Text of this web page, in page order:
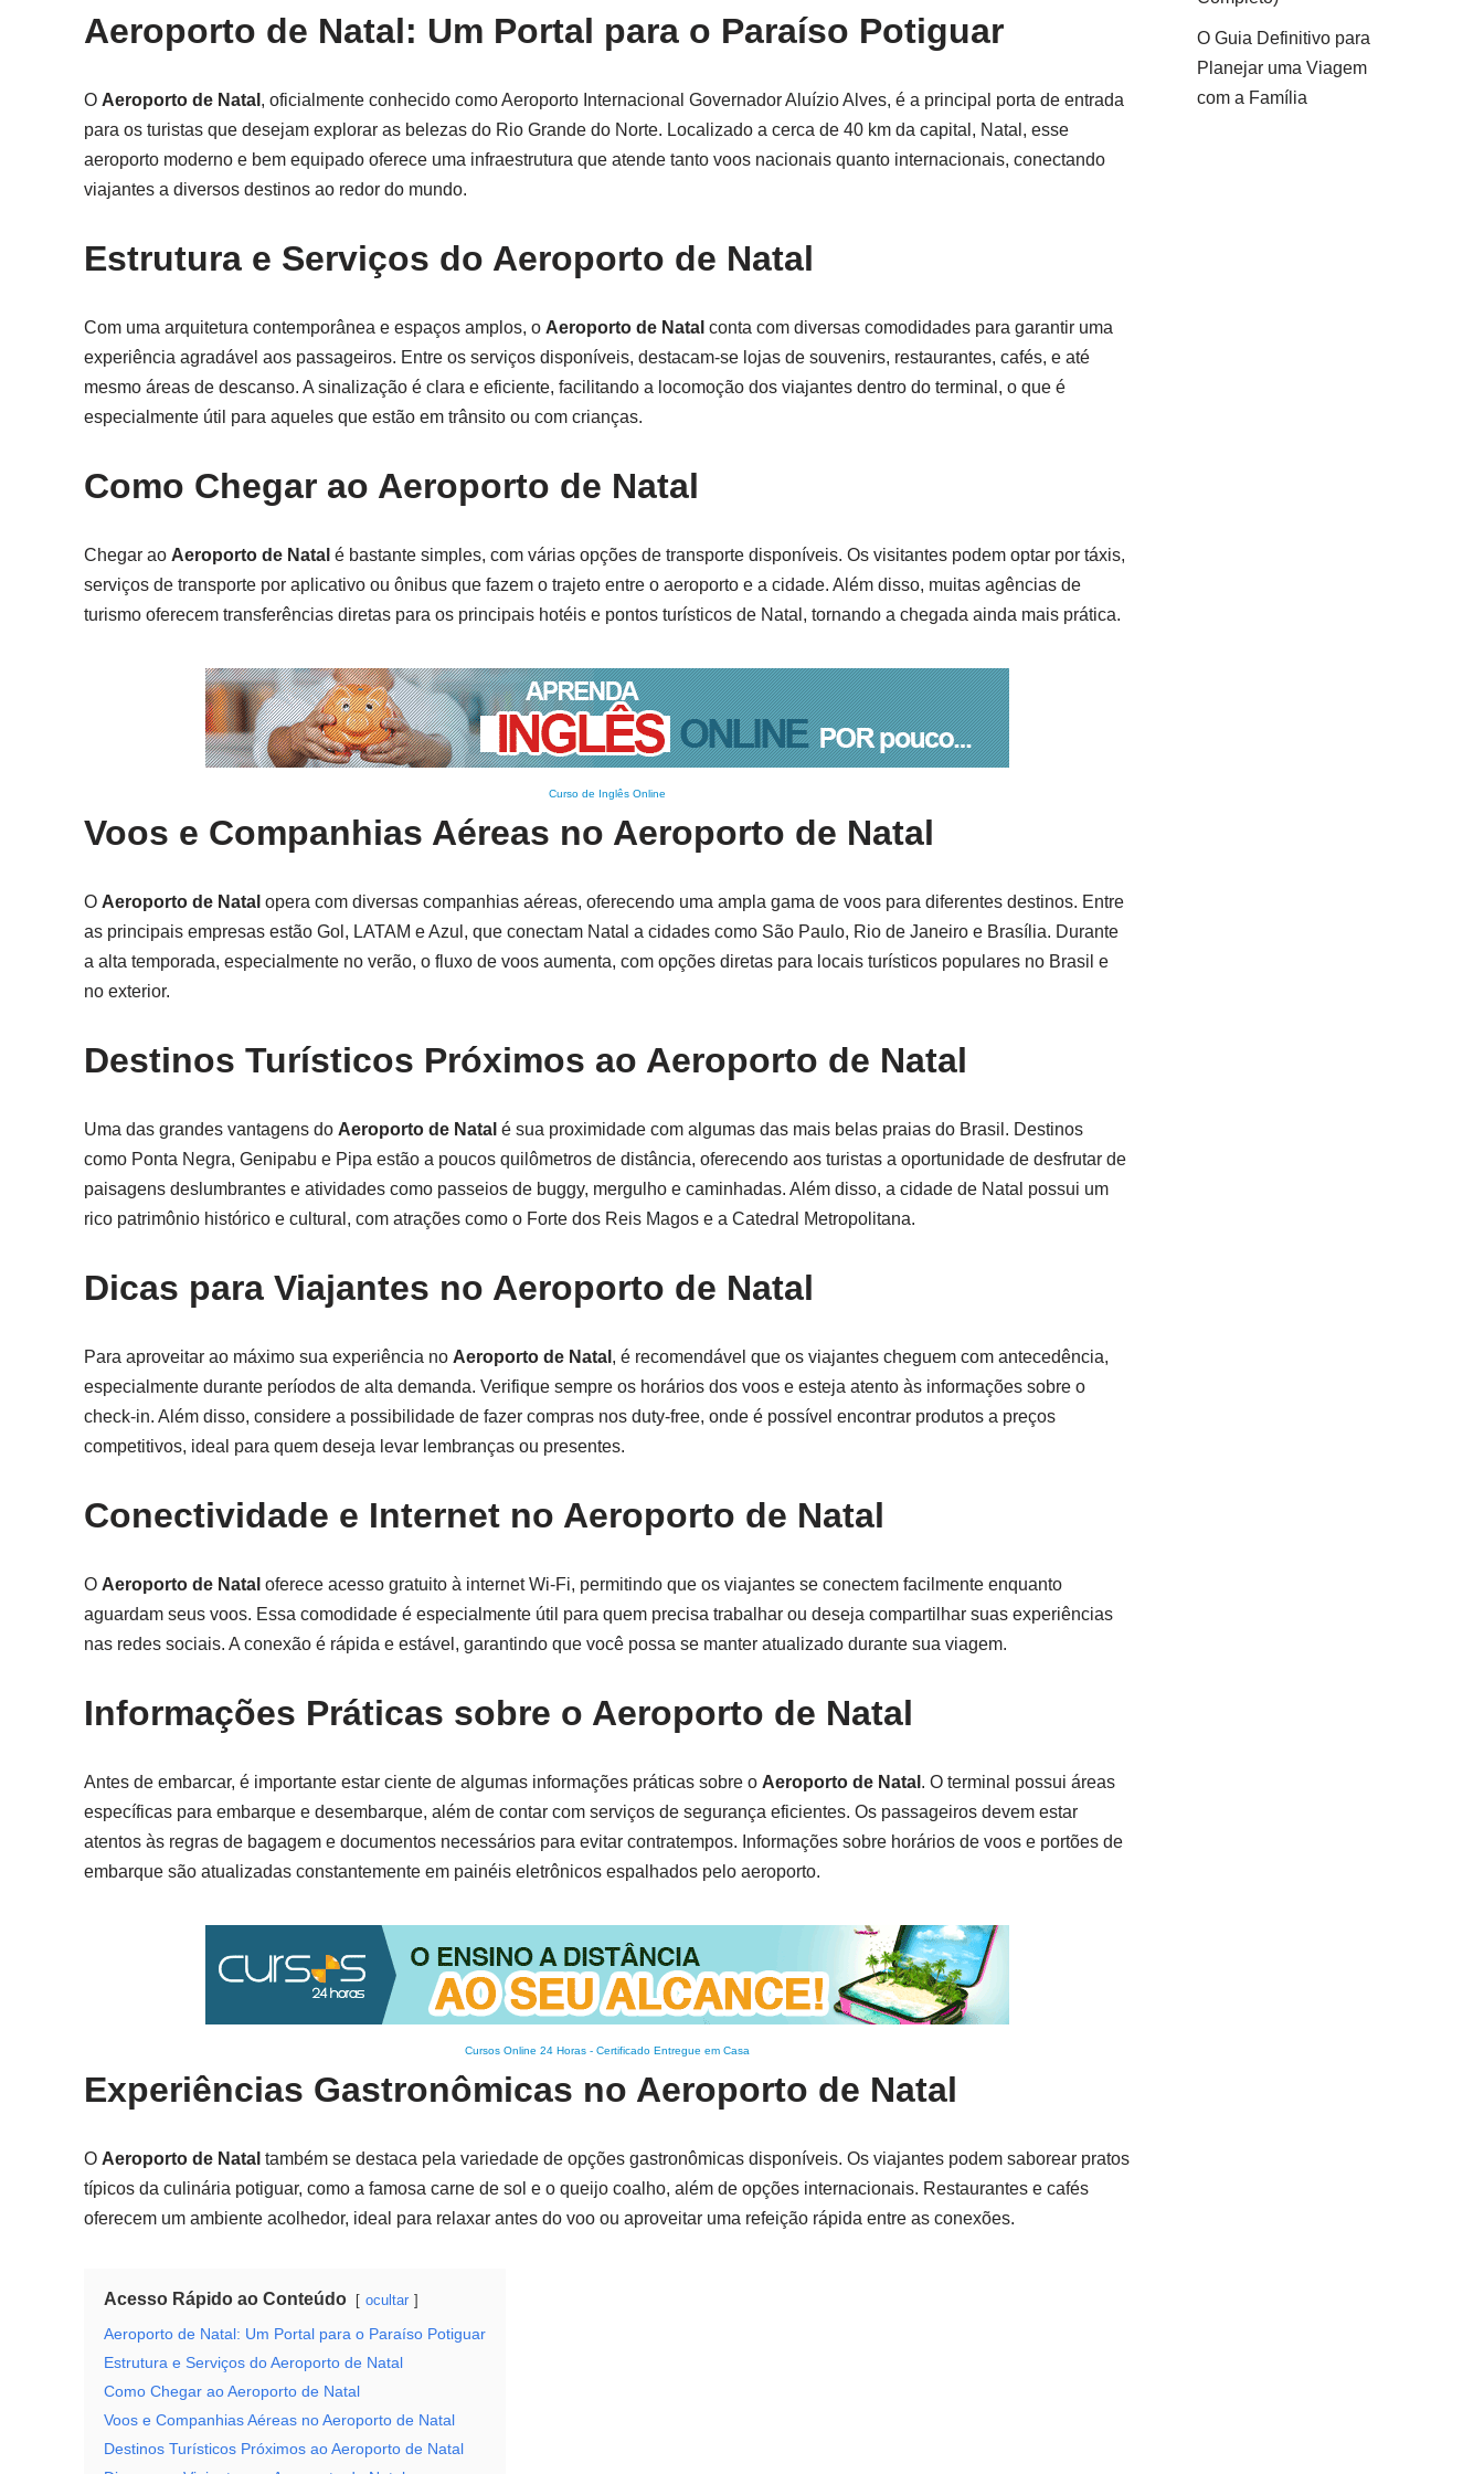
Aeroporto de Natal: Um Portal para o Paraíso Potiguar
O Aeroporto de Natal , oficialmente conhecido como Aeroporto Internacional Governador Aluízio Alves, é a principal porta de entrada
para os turistas que desejam explorar as belezas do Rio Grande do Norte. Localizado a cerca de 40 km da capital, Natal, esse
aeroporto moderno e bem equipado oferece uma infraestrutura que atende tanto voos nacionais quanto internacionais, conectando
viajantes a diversos destinos ao redor do mundo.
Estrutura e Serviços do Aeroporto de Natal
Com uma arquitetura contemporânea e espaços amplos, o Aeroporto de Natal conta com diversas comodidades para garantir uma
experiência agradável aos passageiros. Entre os serviços disponíveis, destacam-se lojas de souvenirs, restaurantes, cafés, e até
mesmo áreas de descanso. A sinalização é clara e eficiente, facilitando a locomoção dos viajantes dentro do terminal, o que é
especialmente útil para aqueles que estão em trânsito ou com crianças.
Como Chegar ao Aeroporto de Natal
Chegar ao Aeroporto de Natal é bastante simples, com várias opções de transporte disponíveis. Os visitantes podem optar por táxis,
serviços de transporte por aplicativo ou ônibus que fazem o trajeto entre o aeroporto e a cidade. Além disso, muitas agências de
turismo oferecem transferências diretas para os principais hotéis e pontos turísticos de Natal, tornando a chegada ainda mais prática.
Curso de Inglês Online
Voos e Companhias Aéreas no Aeroporto de Natal
O Aeroporto de Natal opera com diversas companhias aéreas, oferecendo uma ampla gama de voos para diferentes destinos. Entre
as principais empresas estão Gol, LATAM e Azul, que conectam Natal a cidades como São Paulo, Rio de Janeiro e Brasília. Durante
a alta temporada, especialmente no verão, o fluxo de voos aumenta, com opções diretas para locais turísticos populares no Brasil e
no exterior.
Destinos Turísticos Próximos ao Aeroporto de Natal
Uma das grandes vantagens do Aeroporto de Natal é sua proximidade com algumas das mais belas praias do Brasil. Destinos
como Ponta Negra, Genipabu e Pipa estão a poucos quilômetros de distância, oferecendo aos turistas a oportunidade de desfrutar de
paisagens deslumbrantes e atividades como passeios de buggy, mergulho e caminhadas. Além disso, a cidade de Natal possui um
rico patrimônio histórico e cultural, com atrações como o Forte dos Reis Magos e a Catedral Metropolitana.
Dicas para Viajantes no Aeroporto de Natal
Para aproveitar ao máximo sua experiência no Aeroporto de Natal , é recomendável que os viajantes cheguem com antecedência,
especialmente durante períodos de alta demanda. Verifique sempre os horários dos voos e esteja atento às informações sobre o
check-in. Além disso, considere a possibilidade de fazer compras nos duty-free, onde é possível encontrar produtos a preços
competitivos, ideal para quem deseja levar lembranças ou presentes.
Conectividade e Internet no Aeroporto de Natal
O Aeroporto de Natal oferece acesso gratuito à internet Wi-Fi, permitindo que os viajantes se conectem facilmente enquanto
aguardam seus voos. Essa comodidade é especialmente útil para quem precisa trabalhar ou deseja compartilhar suas experiências
nas redes sociais. A conexão é rápida e estável, garantindo que você possa se manter atualizado durante sua viagem.
Informações Práticas sobre o Aeroporto de Natal
Antes de embarcar, é importante estar ciente de algumas informações práticas sobre o Aeroporto de Natal . O terminal possui áreas
específicas para embarque e desembarque, além de contar com serviços de segurança eficientes. Os passageiros devem estar
atentos às regras de bagagem e documentos necessários para evitar contratempos. Informações sobre horários de voos e portões de
embarque são atualizadas constantemente em painéis eletrônicos espalhados pelo aeroporto.
Cursos Online 24 Horas- Certificado Entregue em Casa
Experiências Gastronômicas no Aeroporto de Natal
O Aeroporto de Natal também se destaca pela variedade de opções gastronômicas disponíveis. Os viajantes podem saborear pratos
típicos da culinária potiguar, como a famosa carne de sol e o queijo coalho, além de opções internacionais. Restaurantes e cafés
oferecem um ambiente acolhedor, ideal para relaxar antes do voo ou aproveitar uma refeição rápida entre as conexões.
Acesso Rápido ao Conteúdo ocultar
Aeroporto de Natal: Um Portal para o Paraíso Potiguar
Estrutura e Serviços do Aeroporto de Natal
Como Chegar ao Aeroporto de Natal
Voos e Companhias Aéreas no Aeroporto de Natal
Destinos Turísticos Próximos ao Aeroporto de Natal
O Guia Definitivo para
Planejar uma Viagem
com a Família